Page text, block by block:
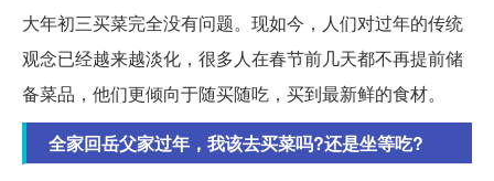
大年初三买菜完全没有问题。现如今，人们对过年的传统
观念已经越来越淡化，很多人在春节前几天都不再提前储
备菜品，他们更倾向于随买随吃，买到最新鲜的食材。
全家回岳父家过年，我该去买菜吗?还是坐等吃?